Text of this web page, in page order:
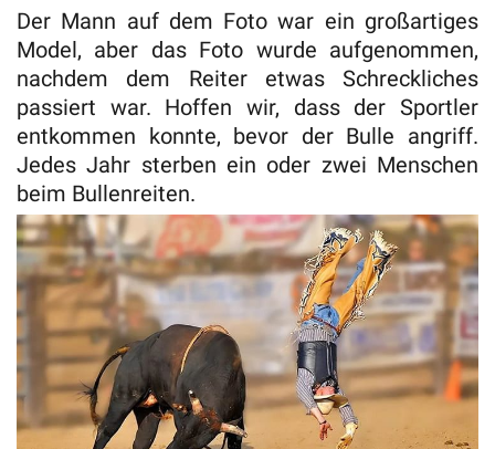
Der Mann auf dem Foto war ein großartiges
Model, aber das Foto wurde aufgenommen,
nachdem dem Reiter etwas Schreckliches
passiert war. Hoffen wir, dass der Sportler
entkommen konnte, bevor der Bulle angriff.
Jedes Jahr sterben ein oder zwei Menschen
beim Bullenreiten.